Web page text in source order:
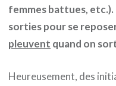
femmes battues, etc.).
sorties pour se
pleuvent quand on
Heureusement, des